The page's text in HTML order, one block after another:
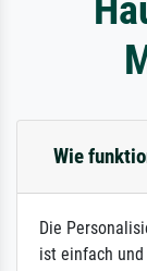
Wie
Die
ist einfach